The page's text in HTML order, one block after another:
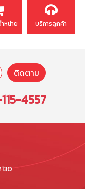
หน่าย บริการลูกค้า
ติดตาม
4557